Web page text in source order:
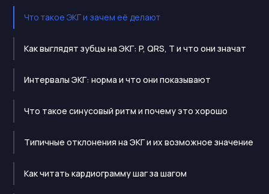
Что такое ЭКГ и зачем её делают
Как выглядят зубцы на ЭКГ: P, QRS, T и что они значат
Интервалы ЭКГ: норма и что они показывают
Что такое синусовый ритм и почему это хорошо
Типичные отклонения на ЭКГ и их возможное значение
Как читать кардиограмму шаг за шагом